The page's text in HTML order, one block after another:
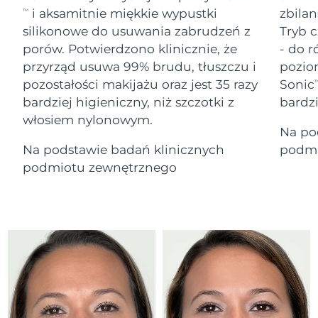
TM
i aksamitnie miękkie wypustki
silikonowe do usuwania zabrudzeń z
porów. Potwierdzono klinicznie, że
przyrząd usuwa 99% brudu, tłuszczu i
pozostałości makijażu oraz jest 35 razy
bardziej higieniczny, niż szczotki z
włosiem nylonowym.
Na podstawie badań klinicznych
podmiotu zewnętrznego
Tryb
- do
Sonic
Na
All revitalizing eye massagers
Advanced pore care essentials
Serum
For healthy hair
issa™ Teeth Whitening Gel
18% PAP
Kosmetyki Mężczyźni
Kupuj
Gibraltar
8/15/26
Grecja
Oczekiwany czas dostawy
8/11/26
SRA Hongkong
(Chiny)
Oczekiwany czas dostawy
8/12/26
Oczekiwany czas dostawy
Irlandia
Oczekiwany czas dostawy
8/11/26
Wyspa Man
Oczekiwany czas dostawy
8/13/26